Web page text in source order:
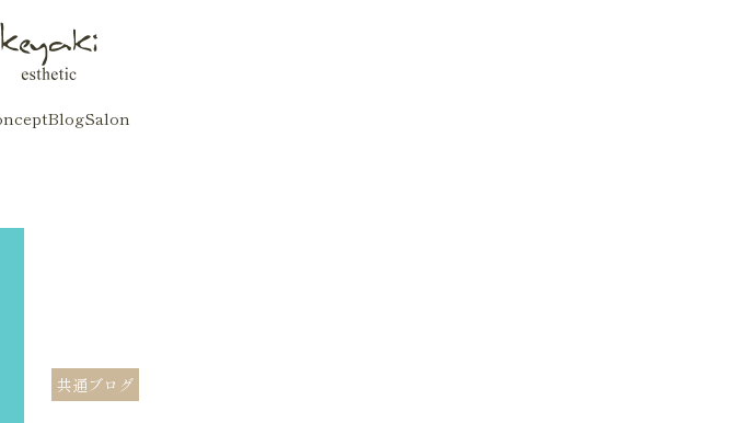
BlogSalon
共通ブログ